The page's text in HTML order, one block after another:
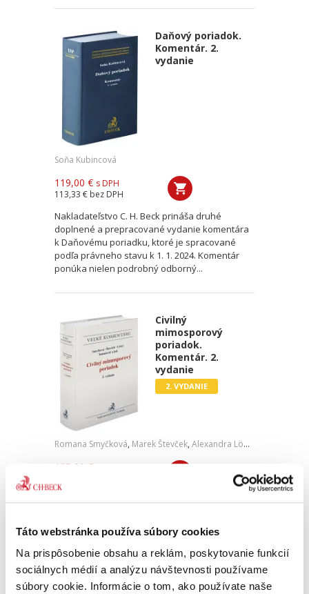
Táto webstránka používa súbory cookies
Na prispôsobenie obsahu a reklám, poskytovanie funkcií
sociálnych médií a analýzu návštevnosti používame
súbory cookie. Informácie o tom, ako používate naše
Daňový poriadok.
Komentár. 2.
vydanie
Soňa Kubincová
119,00 € s DPH
113,33 € bez DPH
Nakladateľstvo C. H. Beck prináša druhé
doplnené a prepracované vydanie komentára
k Daňovému poriadku, ktoré je spracované
podľa právneho stavu k 1. 1. 2024. Komentár
ponúka nielen podrobný odborný...
Civilný
mimosporový
poriadok.
Komentár. 2.
vydanie
2. VYDANIE
Romana Smyčková, Marek Števček, Alexandra Löwy
125,00 €
Druhé vydanie Veľkého komentára
mimosporovému poriadku predstavuje
aktualizovaný a rozšírený výklad tohto
významného kódexu. Taktiež obsahuje
doplnenú a...